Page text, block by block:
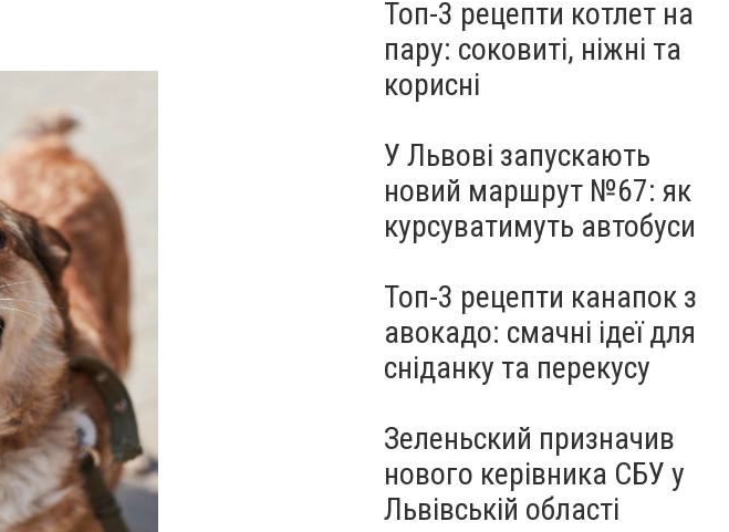
Топ-3 рецепти котлет на
пару: соковиті, ніжні та
корисні
У Львові запускають
новий маршрут №67: як
курсуватимуть автобуси
Топ-3 рецепти канапок з
авокадо: смачні ідеї для
сніданку та перекусу
Зеленьский призначив
нового керівника СБУ у
Львівській області